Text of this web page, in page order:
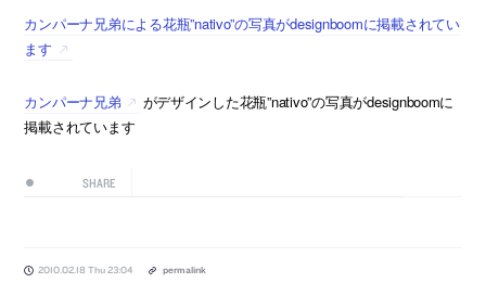
カンパーナ兄弟による花瓶”nativo”の写真がdesignboomに掲載されてい
ます
カンパーナ兄弟
がデザインした花瓶”nativo”の写真がdesignboomに
掲載されています
SHARE
2010.02.18 Thu 23:04 permalink